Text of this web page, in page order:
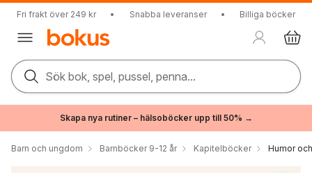
Fri frakt över 249 kr • Snabba leveranser • Billiga böcker
Sök bok, spel, pussel, penna...
Skapa nya rutiner – hälsoböcker upp till 50% →
Barn och ungdom Barnböcker 9-12 år Kapitelböcker Humor